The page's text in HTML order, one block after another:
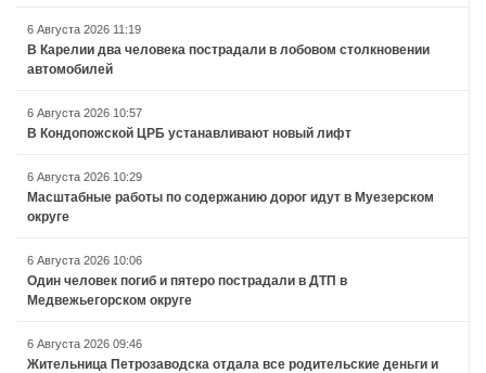
6 Августа 2026 11:19
В Карелии два человека пострадали в лобовом столкновении
автомобилей
6 Августа 2026 10:57
В Кондопожской ЦРБ устанавливают новый лифт
6 Августа 2026 10:29
Масштабные работы по содержанию дорог идут в Муезерском
округе
6 Августа 2026 10:06
Один человек погиб и пятеро пострадали в ДТП в
Медвежьегорском округе
6 Августа 2026 09:46
Жительница Петрозаводска отдала все родительские деньги и